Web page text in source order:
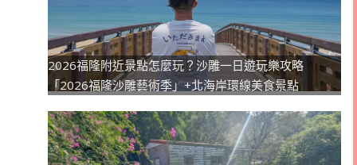
2026福隆附近景點怎麼玩？沙雕一日遊玩樂攻略
「2026福隆沙雕藝術季」+北海岸環線美食景點